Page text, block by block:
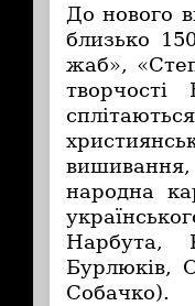
До нового
близько
жаб»,
народна
Нарбута,
Бурлюків,
Собачко).